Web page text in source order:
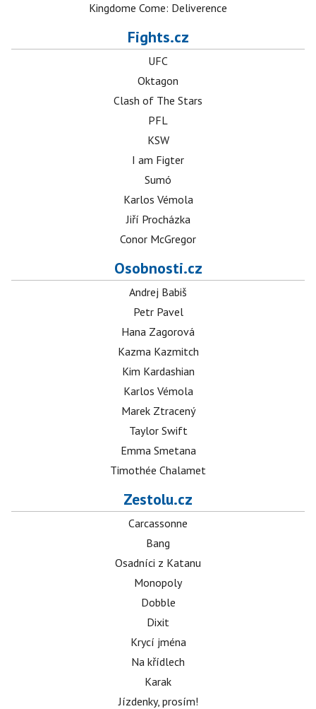
Kingdome Come: Deliverence
Fights.cz
UFC
Oktagon
Clash of The Stars
PFL
KSW
I am Figter
Sumó
Karlos Vémola
Jiří Procházka
Conor McGregor
Osobnosti.cz
Andrej Babiš
Petr Pavel
Hana Zagorová
Kazma Kazmitch
Kim Kardashian
Karlos Vémola
Marek Ztracený
Taylor Swift
Emma Smetana
Timothée Chalamet
Zestolu.cz
Carcassonne
Bang
Osadníci z Katanu
Monopoly
Dobble
Dixit
Krycí jména
Na křídlech
Karak
Jízdenky, prosím!